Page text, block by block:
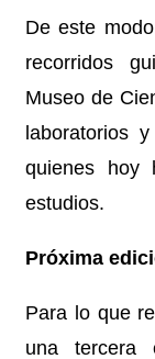
De este
recorridos
Museo de
laboratorios
quienes hoy
estudios.
Próxima
Para lo que
una tercera